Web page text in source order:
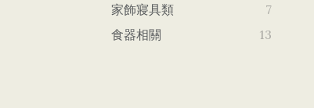
家飾寢具類
7
食器相關
13